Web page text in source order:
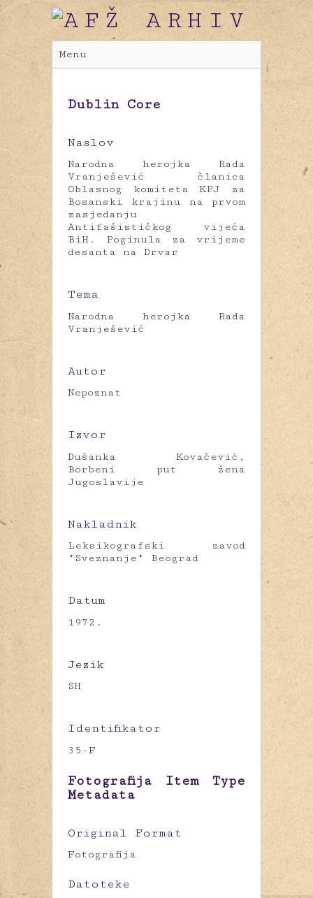
Menu
Dublin Core
Naslov
Narodna herojka Rada
Vranješević članica
Oblasnog komiteta KPJ za
Bosanski krajinu na prvom
zasjedanju
Antifašističkog vijeća
BiH. Poginula za vrijeme
desanta na Drvar
Tema
Narodna herojka Rada
Vranješević
Autor
Nepoznat
Izvor
Dušanka Kovačević,
Borbeni put žena
Jugoslavije
Nakladnik
Leksikografski zavod
"Sveznanje" Beograd
Datum
1972.
Jezik
SH
Identifikator
35-F
Fotografija Item Type
Metadata
Original Format
Fotografija
Datoteke